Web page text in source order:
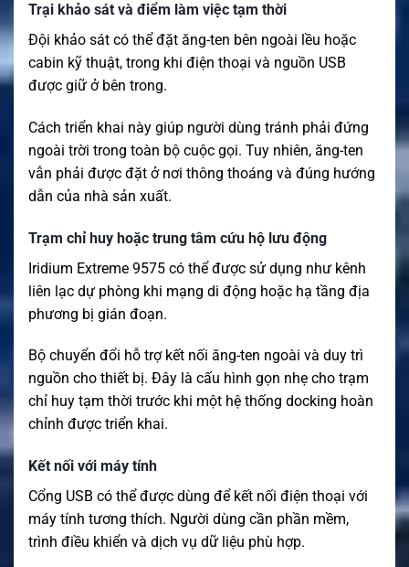
Trại khảo sát và điểm làm việc tạm thời
Đội khảo sát có thể đặt ăng-ten bên ngoài lều hoặc
cabin kỹ thuật, trong khi điện thoại và nguồn USB
được giữ ở bên trong.
Cách triển khai này giúp người dùng tránh phải đứng
ngoài trời trong toàn bộ cuộc gọi. Tuy nhiên, ăng-ten
vẫn phải được đặt ở nơi thông thoáng và đúng hướng
dẫn của nhà sản xuất.
Trạm chỉ huy hoặc trung tâm cứu hộ lưu động
Iridium Extreme 9575 có thể được sử dụng như kênh
liên lạc dự phòng khi mạng di động hoặc hạ tầng địa
phương bị gián đoạn.
Bộ chuyển đổi hỗ trợ kết nối ăng-ten ngoài và duy trì
nguồn cho thiết bị. Đây là cấu hình gọn nhẹ cho trạm
chỉ huy tạm thời trước khi một hệ thống docking hoàn
chỉnh được triển khai.
Kết nối với máy tính
Cổng USB có thể được dùng để kết nối điện thoại với
máy tính tương thích. Người dùng cần phần mềm,
trình điều khiển và dịch vụ dữ liệu phù hợp.